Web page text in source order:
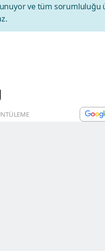
ve tüm sorumluluğu